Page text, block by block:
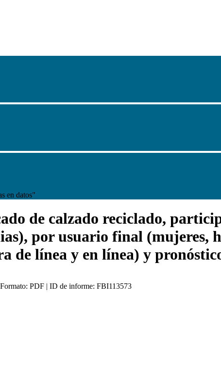
en datos"
de calzado reciclado,
por usuario final (mujeres,
de línea y en línea) y
PDF | ID de informe: FBI113573